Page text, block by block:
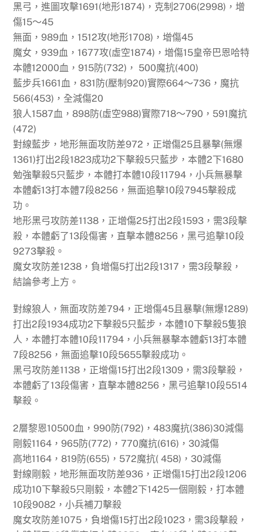
黑弓，進圖攻擊1691(地形1874)，克制2706(2998)，增
傷15～45
無面，989血，1512攻(地形1708)，增傷45
魔女，939血，1677攻(虛空1874)，增傷15皇帝巴恩哈特
本體12000血，915防(732)， 500魔抗(400)
藍步兵1661血，831防(壓制920)實際664～736，魔抗
566(453)，全減傷20
狼人1587血，898防(虛空988)實際718～790，591魔抗
(472)
對線藍步，地形無面攻防差972，正增傷25且暴擊(無爆
1361)打出2段1823成功2下擊殺5只藍步，本體2下1680
勉強擊殺5只藍步，本體打本體10段11794，小兵無暴擊
本體虧13打本體7段8256，無面追擊10段7945擊殺成
功。
地形黑弓攻防差1138，正增傷25打出2段1593，需3段擊
殺，本體虧了13段傷害，直擊本體8256，黑弓追擊10段
9273擊殺。
魔女攻防差1238，負增傷5打出2段1317，需3段擊殺，
結論參考上方。
對線狼人，無面攻防差794，正增傷45且暴擊(無爆1289)
打出2段1934成功2下擊殺5只藍步，本體10下擊殺5隻狼
人，本體打本體10段11794，小兵無暴擊本體虧13打本體
7段8256，無面追擊10段5655擊殺成功。
黑弓攻防差1138，正增傷15打出2段1309，需3段擊殺，
本體虧了13段傷害，直擊本體8256，黑弓追擊10段5514
擊殺。
2層黎恩10500血，990防(792)，483魔抗(386)30減傷
剛毅1164，965防(772)，770魔抗(616)，30減傷
高地1164，819防(655)，572魔抗( 458)，30減傷
對線剛毅，地形無面攻防差936，正增傷15打出2段1206
成功10下擊殺5只剛毅，本體2下1425一個剛毅，打本體
10段9082，小兵補刀擊殺
魔女攻防差1075，負增傷15打出2段1023，需3段擊殺，